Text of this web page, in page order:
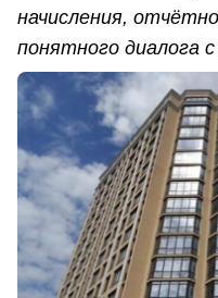
начисления,
понятного диалога